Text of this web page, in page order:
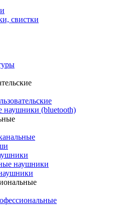
свистки
наушники (bluetooth)
наушники